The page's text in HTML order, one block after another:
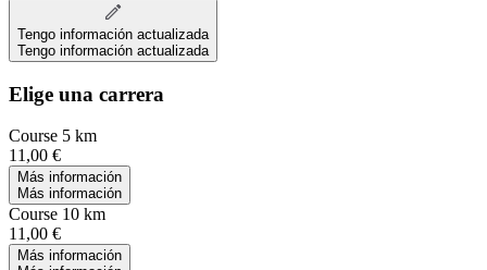
Tengo información actualizada
Tengo información actualizada
Elige una carrera
Course 5 km
11,00 €
Más información
Más información
Course 10 km
11,00 €
Más información